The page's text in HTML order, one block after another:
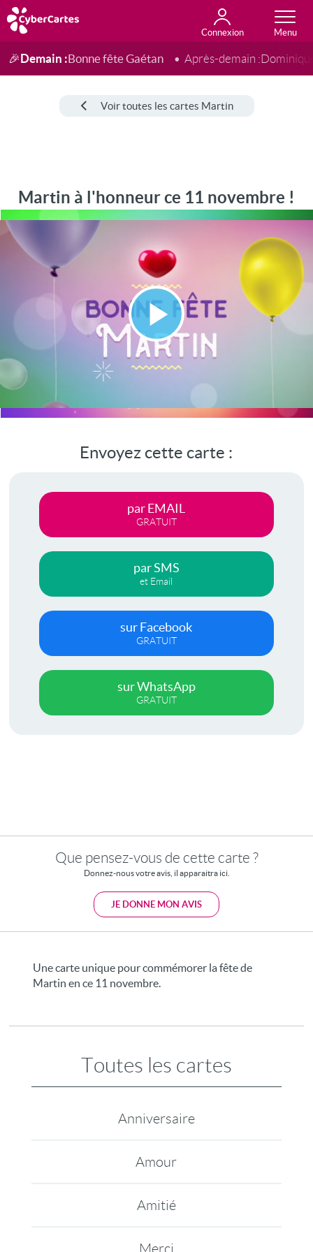
Connexion
Anniversaire
Fête du jour
Amour
Amitié
Merci
Toutes les cartes
🎉Demain :Bonne fête Gaétan Après-demain :
Voir toutes les cartes Martin
Martin à l'honneur ce 11 novembre !
Lire
vidéo
Envoyez cette carte :
par EMAIL
GRATUIT
par SMS
et Email
sur Facebook
GRATUIT
sur WhatsApp
GRATUIT
Que pensez-vous de cette carte ?
Donnez-nous votre avis, il apparaitra ici.
JE DONNE MON AVIS
Une carte unique pour commémorer la fête de
Martin en ce 11 novembre.
Toutes les cartes
Anniversaire
Amour
Amitié
Merci